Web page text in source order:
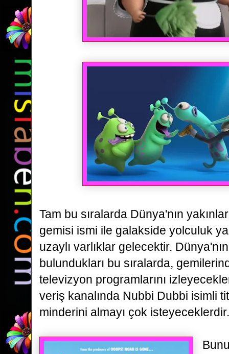
Tam bu sıralarda Dünya'nın
gemisi ismi ile galakside yolculuk
uzaylı varlıklar gelecektir.
bulundukları bu sıralarda,
televizyon programlarını
veriş kanalında Nubbi Dubbi isimli
minderini almayı çok